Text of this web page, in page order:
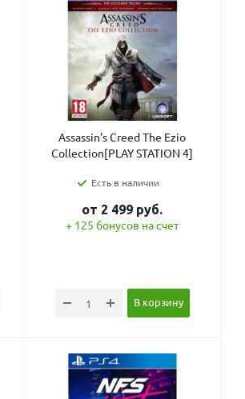
Assassin's Creed The Ezio
Collection[PLAY STATION 4]
Есть в наличии
от 2 499 руб.
+ 125 бонусов на счет
В корзину